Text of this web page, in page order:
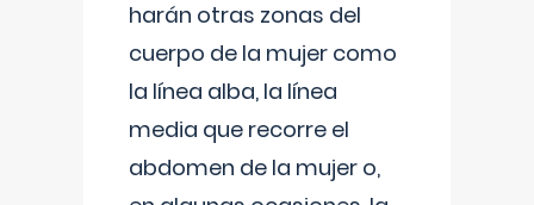
harán otras zonas del
cuerpo de la mujer como
la línea alba, la línea
media que recorre el
abdomen de la mujer o,